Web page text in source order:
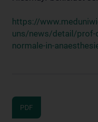
https://
uns/news/detail/prof-
normale-in-
PDF